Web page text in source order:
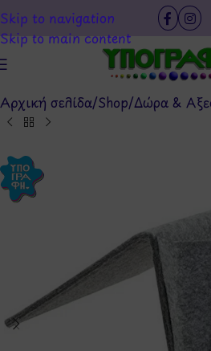
Skip to navigation
Skip to main content
Αρχική σελίδα/Shop/Δώρα &